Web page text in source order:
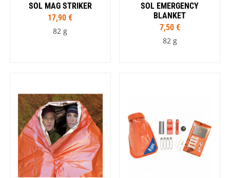
SOL MAG STRIKER
17,90 €
82 g
SOL EMERGENCY
BLANKET
7,50 €
82 g